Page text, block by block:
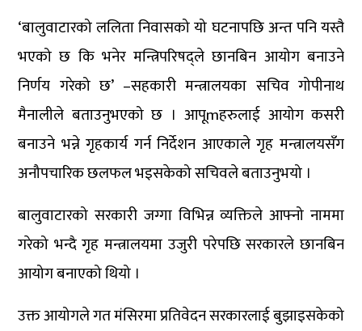
‘बालुवाटारको ललिता निवासको यो घटनापछि अन्त पनि यस्तै
भएको छ कि भनेर मन्त्रिपरिषद्ले छानबिन आयोग बनाउने
निर्णय गरेको छ’ –सहकारी मन्त्रालयका सचिव गोपीनाथ
मैनालीले बताउनुभएको छ । आपूmहरुलाई आयोग कसरी
बनाउने भन्ने गृहकार्य गर्न निर्देशन आएकाले गृह मन्त्रालयसँग
अनौपचारिक छलफल भइसकेको सचिवले बताउनुभयो ।
बालुवाटारको सरकारी जग्गा विभिन्न व्यक्तिले आफ्नो नाममा
गरेको भन्दै गृह मन्त्रालयमा उजुरी परेपछि सरकारले छानबिन
आयोग बनाएको थियो ।
उक्त आयोगले गत मंसिरमा प्रतिवेदन सरकारलाई बुझाइसकेको